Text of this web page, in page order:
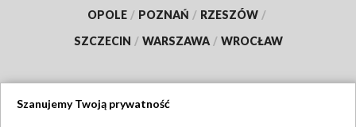
OPOLE / POZNAŃ / RZESZÓW /
SZCZECIN / WARSZAWA / WROCŁAW
Szanujemy Twoją prywatność